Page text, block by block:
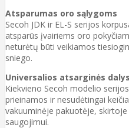
Atsparumas oro sąlygoms
Secoh JDK ir EL-S serijos
atsparūs įvairiems oro
neturėtų būti veikiamos
sniego.
Universalios atsarginės dalys
Kiekvieno Secoh modelio
prieinamos ir nesudėtingai
vakuuminėje pakuotėje,
saugojimui.